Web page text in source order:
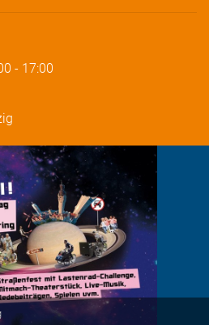
- 17:00